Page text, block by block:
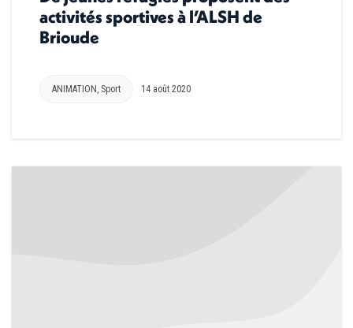
activités sportives à l’ALSH de
Brioude
ANIMATION Sport 14 août 2020